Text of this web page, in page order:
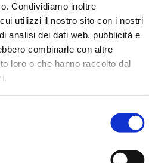
Condividiamo inoltre
utilizzi il nostro sito con i nostri
analisi dei dati web, pubblicità e
combinarle con altre
loro o che hanno raccolto dal
2009